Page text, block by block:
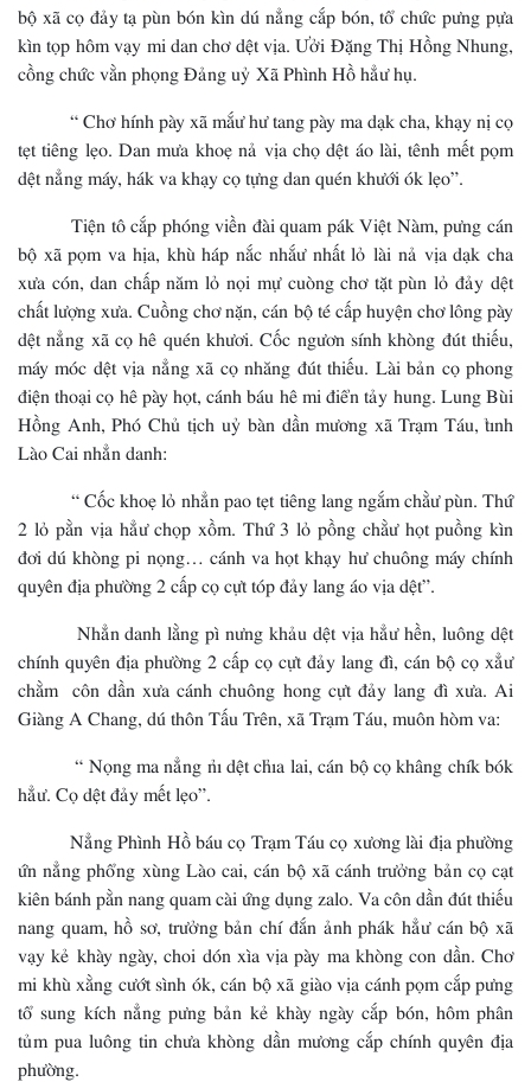
bộ xã cọ đảy tạ pùn bón kìn dú nẳng cắp bón, tổ chức pưng pựa
kìn tọp hôm vạy mi dan chơ dệt vịa. Ưởi Đặng Thị Hồng Nhung,
cồng chức vằn phọng Đảng uỷ Xã Phình Hồ hẳư hụ.
“ Chơ hính pày xã mắư hư tang pày ma dạk cha, khạy nị cọ
tẹt tiêng lẹo. Dan mưa khoẹ nả vịa chọ dệt áo lài, tênh mết pọm
dệt nẳng máy, hák va khạy cọ tựng dan quén khưới ók lẹo”.
Tiện tô cắp phóng viền đài quam pák Việt Nàm, pưng cán
bộ xã pọm va hịa, khù háp nắc nhắư nhất lỏ lài nả vịa dạk cha
xưa cón, dan chấp năm lỏ nọi mự cuòng chơ tặt pùn lỏ đảy dệt
chất lượng xưa. Cuồng chơ nặn, cán bộ té cấp huyện chơ lông pày
dệt nẳng xã cọ hê quén khươi. Cốc ngươn sính khòng đút thiếu,
máy móc dệt vịa nẳng xã cọ nhăng đút thiếu. Lài bản cọ phong
điện thoại cọ hê pày họt, cánh báu hê mi điển tảy hung. Lung Bùi
Hồng Anh, Phó Chủ tịch uỷ bàn dần mương xã Trạm Táu, tỉnh
Lào Cai nhẳn danh:
“ Cốc khoẹ lỏ nhẳn pao tẹt tiêng lang ngắm chằư pùn. Thứ
2 lỏ pằn vịa hẳư chọp xồm. Thứ 3 lỏ pồng chằư họt puồng kìn
đơi dú khòng pi nọng… cánh va họt khạy hư chuông máy chính
quyên địa phường 2 cấp cọ cựt tóp đảy lang áo vịa dệt”.
Nhẳn danh lằng pì nưng khảu dệt vịa hẳư hền, luông dệt
chính quyên địa phường 2 cấp cọ cựt đảy lang đì, cán bộ cọ xẳư
chằm côn dần xưa cánh chuông hong cựt đảy lang đì xưa. Ai
Giàng A Chang, dú thôn Tấu Trên, xã Trạm Táu, muôn hòm va:
“ Nọng ma nẳng nỉ dệt chỉa lai, cán bộ cọ khâng chík bók
hẳư. Cọ dệt đảy mết lẹo”.
Nẳng Phình Hồ báu cọ Trạm Táu cọ xương lài địa phường
ứn nẳng phổng xùng Lào cai, cán bộ xã cánh trưởng bản cọ cạt
kiên bánh pằn nang quam cài ứng dụng zalo. Va côn dần đút thiếu
nang quam, hồ sơ, trưởng bản chí đắn ảnh phák hẳư cán bộ xã
vạy kẻ khày ngày, choi dón xìa vịa pày ma khòng con dần. Chơ
mi khù xằng cướt sình ók, cán bộ xã giào vịa cánh pọm cắp pưng
tổ sung kích nẳng pưng bản kẻ khày ngày cắp bón, hôm phân
tủm pua luông tin chưa khòng dần mương cắp chính quyên địa
phường.